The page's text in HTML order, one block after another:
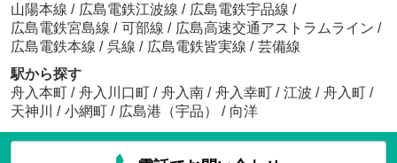
山陽本線 / 広島電鉄江波線 / 広島電鉄宇品線 /
広島電鉄宮島線 / 可部線 / 広島高速交通アストラムライン /
広島電鉄本線 / 呉線 / 広島電鉄皆実線 / 芸備線
駅から探す
舟入本町 / 舟入川口町 / 舟入南 / 舟入幸町 / 江波 / 舟入町 /
天神川
/ 小網町 / 広島港（宇品） / 向洋